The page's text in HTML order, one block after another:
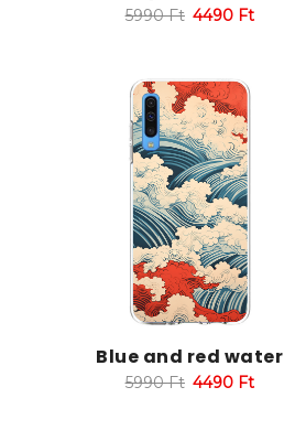
5990Ft 4490 Ft
Blue and red water
5990Ft 4490 Ft